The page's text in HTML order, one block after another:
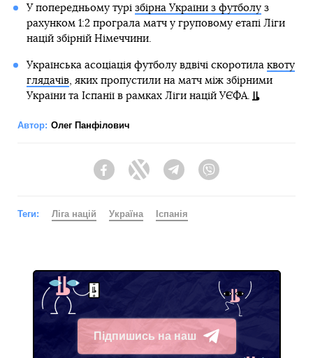
У попередньому турі збірна України з футболуз
рахунком 1:2 програла матч у груповому етапі Ліги
націй збірній Німеччини.
Українська асоціація футболу вдвічі скоротила квоту
глядачів, яких пропустили на матч між збірними
України та Іспанії в рамках Ліги націй УЄФА.
Автор: Олег Панфілович
FacebookTwitter Telegram
Теги: Ліга націй Україна Іспанія
Підпишись на наш
Telegram